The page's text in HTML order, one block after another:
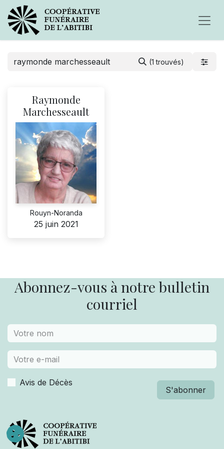
(1 trouvés)
Raymonde
Marchesseault
Rouyn-Noranda
25 juin 2021
Abonnez-vous à notre bulletin
courriel
Avis de Décès
S'abonner